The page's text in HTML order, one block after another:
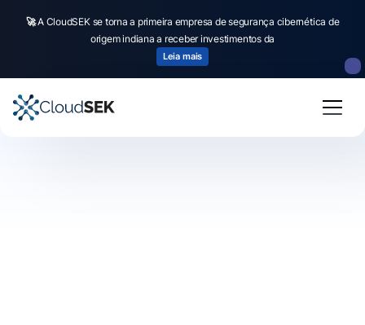
🚀A CloudSEK se torna a primeira empresa de segurança cibernética de
origem indiana a receber investimentos da
Leia mais